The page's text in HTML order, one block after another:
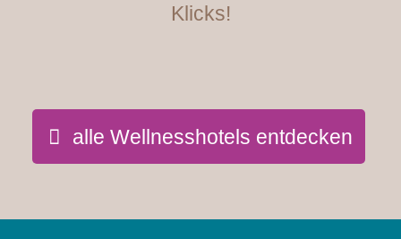
Klicks!
alle Wellnesshotels entdecken